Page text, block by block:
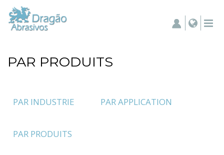
PAR PRODUITS
PAR INDUSTRIE PAR APPLICATION
PAR PRODUITS